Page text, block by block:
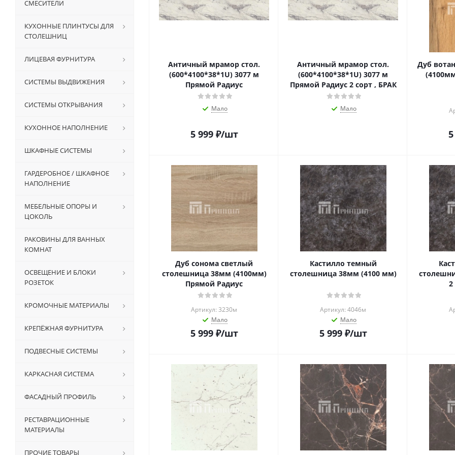
Античный мрамор стол.
(600*4100*38*1U) 3077 м
Прямой Радиус
Мало
5 999₽/шт
Античный мрамор стол.
(600*4100*38*1U) 3077 м
Прямой Радиус 2 сорт , БРАК
Мало
Дуб
Дуб сонома светлый
столешница 38мм (4100мм)
Прямой Радиус
Артикул: 3230м
Мало
5 999₽/шт
Кастилло темный
столешница 38мм (4100 мм)
Артикул: 4046м
Мало
5 999₽/шт
2
СМЕСИТЕЛИ
КУХОННЫЕ ПЛИНТУСЫ ДЛЯ
СТОЛЕШНИЦ
ЛИЦЕВАЯ ФУРНИТУРА
СИСТЕМЫ ВЫДВИЖЕНИЯ
СИСТЕМЫ ОТКРЫВАНИЯ
КУХОННОЕ НАПОЛНЕНИЕ
ШКАФНЫЕ СИСТЕМЫ
ГАРДЕРОБНОЕ / ШКАФНОЕ
НАПОЛНЕНИЕ
МЕБЕЛЬНЫЕ ОПОРЫ И
ЦОКОЛЬ
РАКОВИНЫ ДЛЯ ВАННЫХ
КОМНАТ
ОСВЕЩЕНИЕ И БЛОКИ
РОЗЕТОК
КРОМОЧНЫЕ МАТЕРИАЛЫ
КРЕПЁЖНАЯ ФУРНИТУРА
ПОДВЕСНЫЕ СИСТЕМЫ
КАРКАСНАЯ СИСТЕМА
ФАСАДНЫЙ ПРОФИЛЬ
РЕСТАВРАЦИОННЫЕ
МАТЕРИАЛЫ
ПРОЧИЕ ТОВАРЫ